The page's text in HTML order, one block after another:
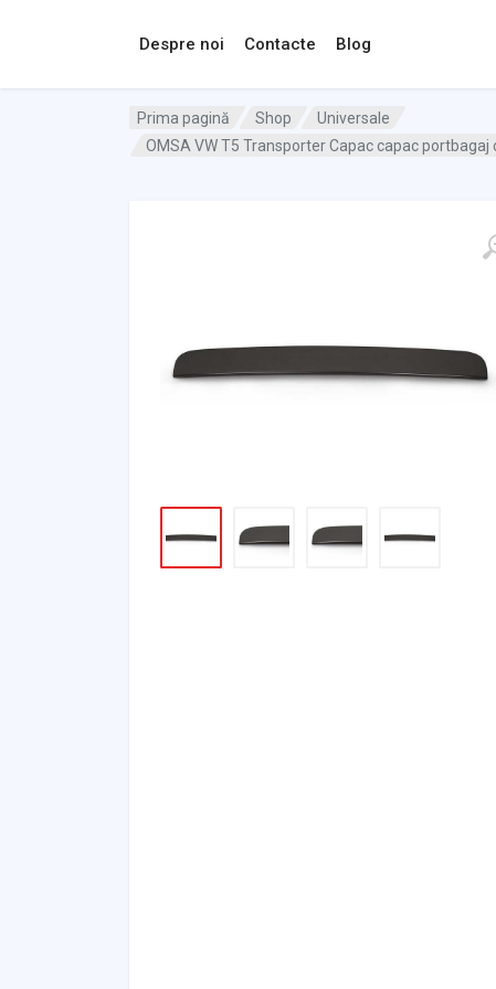
Despre noi Contacte Blog
Prima pagină Shop
Universale
OMSA VW T5 Transporter Capac capac